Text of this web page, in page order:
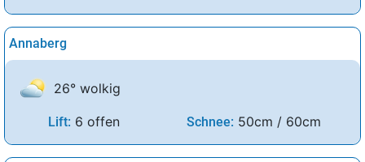
Annaberg
26° wolkig
Lift: 6 offen Schnee: 50cm / 60cm